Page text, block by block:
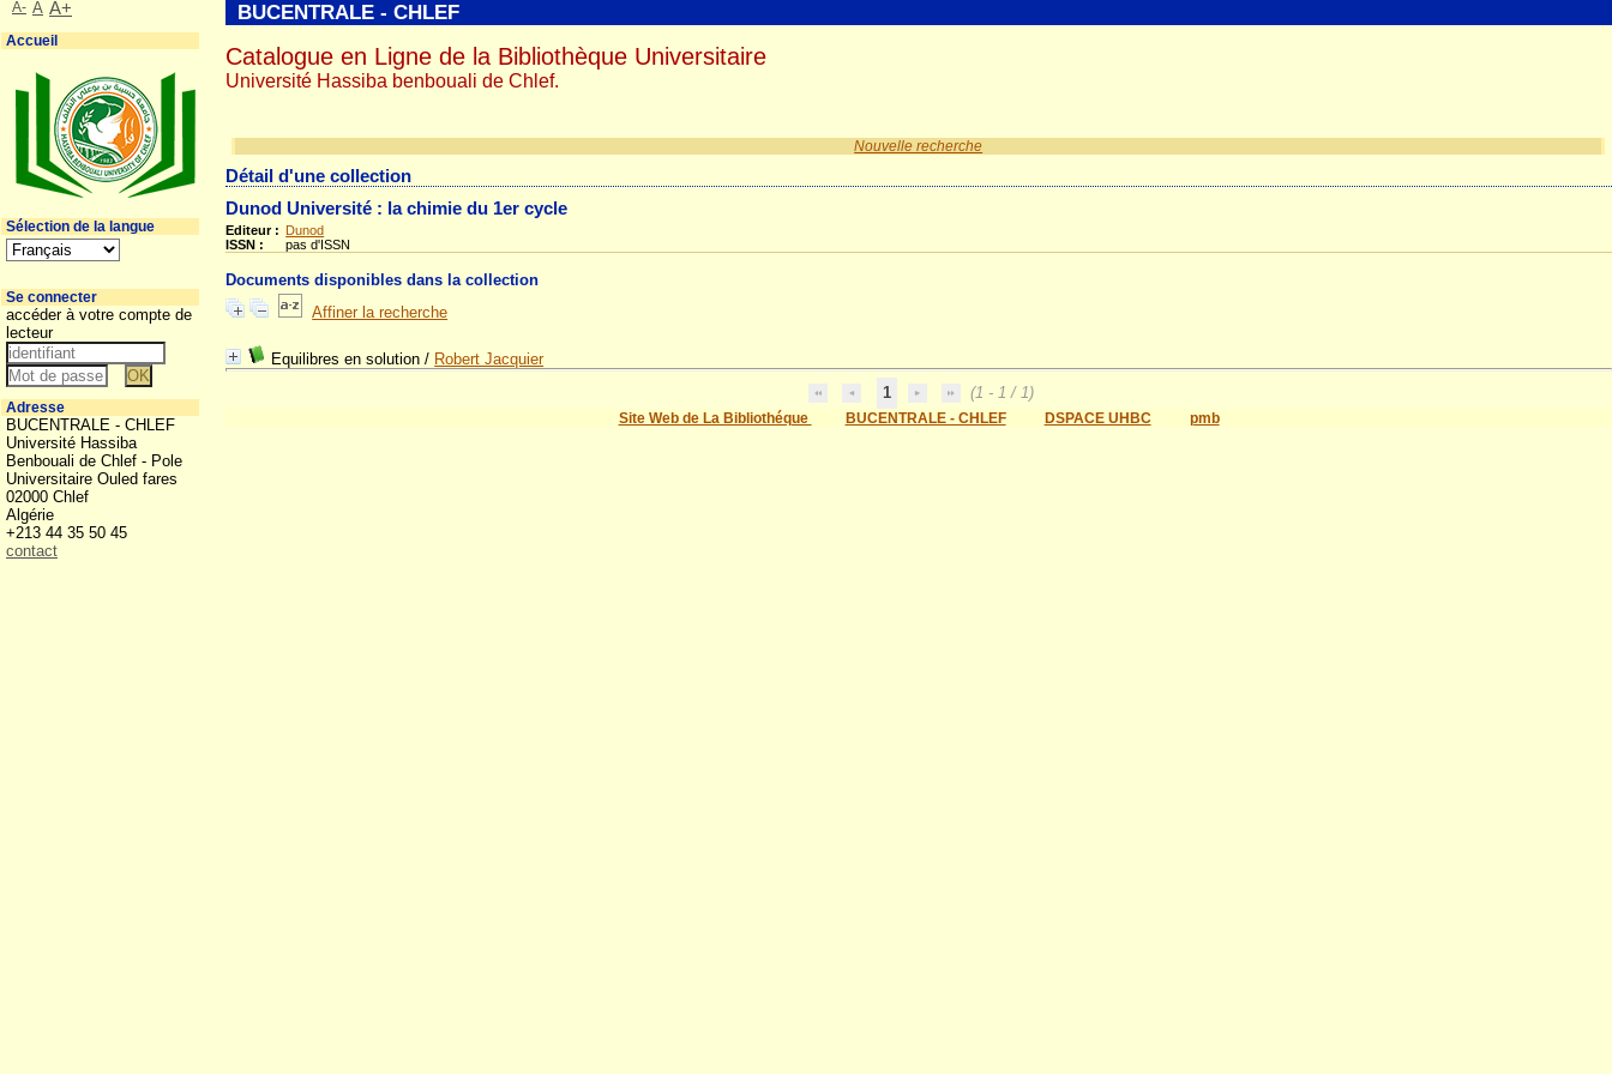
Nouvelle recherche
Détail d'une collection
Dunod Université : la chimie du 1er cycle
Editeur : Dunod
ISSN :
pas d'ISSN
Documents disponibles dans la collection
Affiner la recherche
Equilibres en solution / Robert Jacquier
1
(1 - 1 / 1)
Site Web de La Bibliothéque BUCENTRALE - CHLEF DSPACE UHBC pmb
BUCENTRALE - CHLEF
Catalogue en Ligne de la Bibliothèque Universitaire
Université Hassiba benbouali de Chlef.
A- A A+
Accueil
Sélection de la langue
Se connecter
accéder à votre compte de
lecteur
Adresse
BUCENTRALE - CHLEF
Université Hassiba
Benbouali de Chlef - Pole
Universitaire Ouled fares
02000 Chlef
Algérie
+213 44 35 50 45
contact